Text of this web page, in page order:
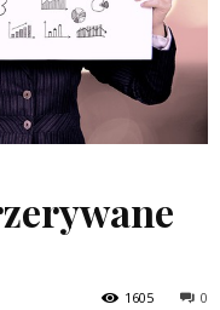
0
1605